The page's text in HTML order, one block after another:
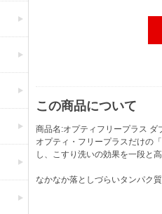
この商品について
商品名:オプティフリープラス ダ
オプティ・フリープラスだけの
し、こすり洗いの効果を一段と高
なかなか落としづらいタンパク